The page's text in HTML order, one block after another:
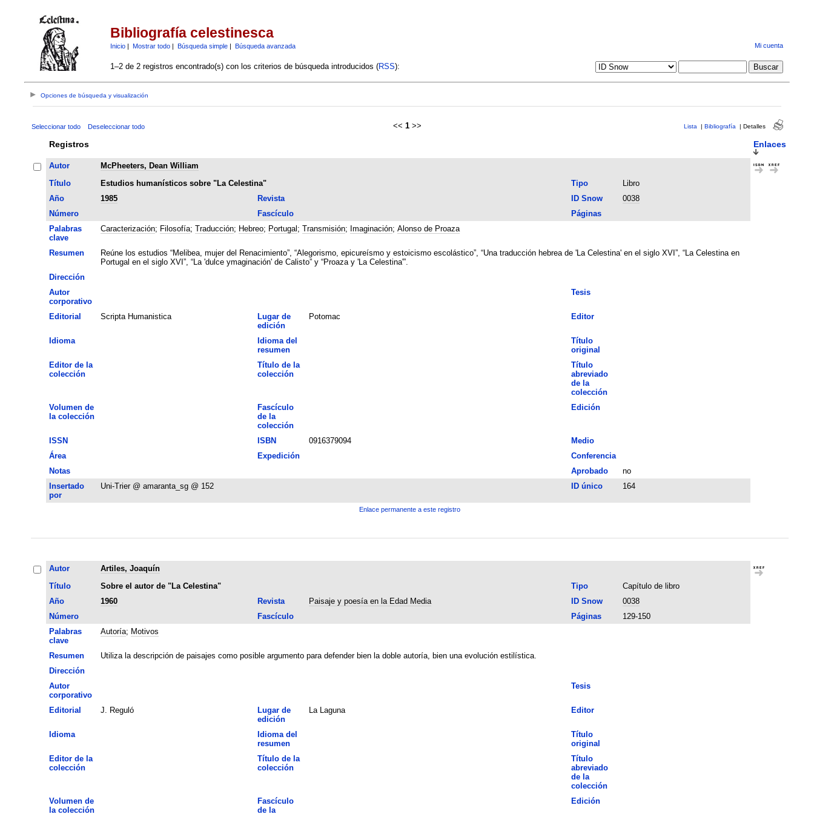
Bibliografía celestinesca
Inicio| Mostrar todo| Búsqueda simple| Búsqueda avanzada Mi cuenta
1–2 de 2 registros encontrado(s) con los criterios de búsqueda introducidos (RSS):
Opciones de búsqueda y visualización
Seleccionar todo Deseleccionar todo << 1 >> Lista | Bibliografía | Detalles
Registros Enlaces
Autor
McPheeters, Dean William
Título
Estudios humanísticos sobre "La Celestina" Tipo
Libro
Año
1985 Revista ID Snow
0038
Número
Fascículo
Páginas
Palabras
clave
Caracterización; Filosofía; Traducción; Hebreo; Portugal ; Transmisión; Imaginación; Alonso de Proaza
Resumen
Reúne los estudios “Melibea, mujer del Renacimiento”, “Alegorismo, epicureísmo y estoicismo escolástico”, “Una traducción hebrea de 'La Celestina' en el siglo XVI”, “La Celestina en
Portugal en el siglo XVI”, “La 'dulce ymaginación' de Calisto” y “Proaza y 'La Celestina'”.
Dirección
Autor
corporativo
Tesis
Editorial Scripta Humanistica
Lugar de
edición
Potomac Editor
Idioma
Idioma del
resumen
Título
original
Editor de la
colección
Título de la
colección
Título
abreviado
de la
colección
Volumen de
la colección
Fascículo
de la
colección
Edición
ISSN ISBN 0916379094
Medio
Área
Expedición
Conferencia
Notas
Aprobado
no
Insertado
por
Uni-Trier @ amaranta_sg @ 152 ID único 164
Enlace permanente a este registro
Autor
Artiles, Joaquín
Título
Sobre el autor de "La Celestina" Tipo
Capítulo de libro
Año
1960 Revista Paisaje y poesía en la Edad Media ID Snow
0038
Número
Fascículo Páginas
129-150
Palabras
clave
Autoría; Motivos
Resumen
Utiliza la descripción de paisajes como posible argumento para defender bien la doble autoría, bien una evolución estilística.
Dirección
Autor
corporativo
Tesis
Editorial J. Reguló
Lugar de
edición
La Laguna Editor
Idioma
Idioma del
resumen
Título
original
Editor de la
colección
Título de la
colección
Título
abreviado
de la
colección
Volumen de
la colección
Fascículo
de la
Edición